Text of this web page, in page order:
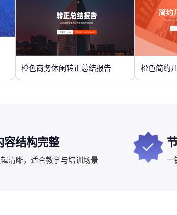
橙色商务休闲转正总结报告 橙色简约
容结构完整
清晰，适合教学与培训场景 一